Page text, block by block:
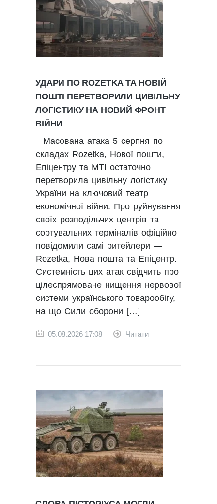
УДАРИ ПО ROZETKA ТА НОВІЙ
ПОШТІ ПЕРЕТВОРИЛИ ЦИВІЛЬНУ
ЛОГІСТИКУ НА НОВИЙ ФРОНТ
ВІЙНИ
Масована атака 5 серпня по
складах Rozetka, Нової пошти,
Епіцентру та MTI остаточно
перетворила цивільну логістику
України на ключовий театр
економічної війни. Про руйнування
своїх розподільчих центрів та
сортувальних терміналів офіційно
повідомили самі ритейлери —
Rozetka, Нова пошта та Епіцентр.
Системність цих атак свідчить про
цілеспрямоване нищення нервової
системи українського товарообігу,
на що Сили оборони […]
05.08.2026 17:08 Читати